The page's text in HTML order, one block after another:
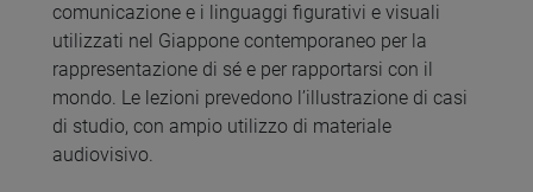
comunicazione e i linguaggi figurativi e visuali
utilizzati nel Giappone contemporaneo per la
rappresentazione di sé e per rapportarsi con il
mondo. Le lezioni prevedono l’illustrazione di casi
di studio, con ampio utilizzo di materiale
audiovisivo.